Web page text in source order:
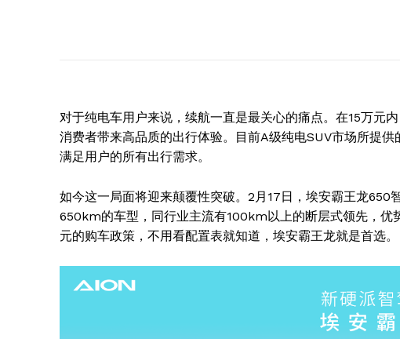
对于纯电车用户来说，续航一直是最关心的痛点。在15万元
消费者带来高品质的出行体验。目前A级纯电SUV市场所提
满足用户的所有出行需求。
如今这一局面将迎来颠覆性突破。2月17日，埃安霸王龙650
650km的车型，同行业主流有100km以上的断层式领先，优
元的购车政策，不用看配置表就知道，埃安霸王龙就是首选。